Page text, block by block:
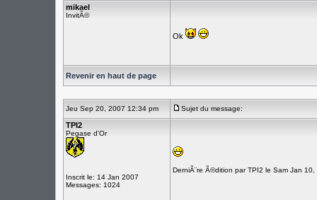
mikael
InvitÃ©
Ok
Revenir en haut de page
Jeu Sep 20, 2007 12:34 pm Sujet du message:
TPI2
Pegase d'Or
Inscrit le: 14 Jan 2007
Messages: 1024
DerniÃ¨re Ã©dition par TPI2 le Sam Jan